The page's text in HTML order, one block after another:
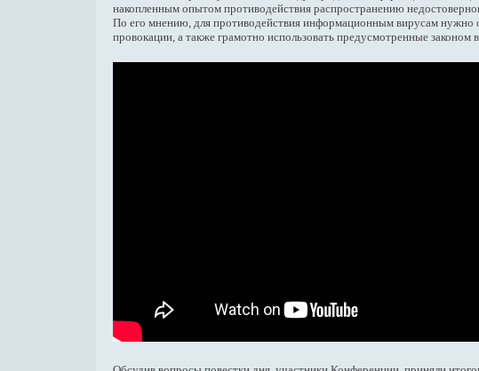
накопленным опытом противодействия распространению
По его мнению, для противодействия информационным вирусам нужно
провокации, а также грамотно использовать предусмотренные